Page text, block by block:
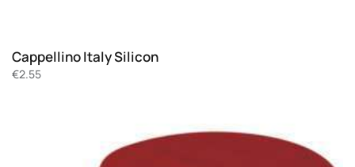
Cappellino Italy Silicon
€2.55